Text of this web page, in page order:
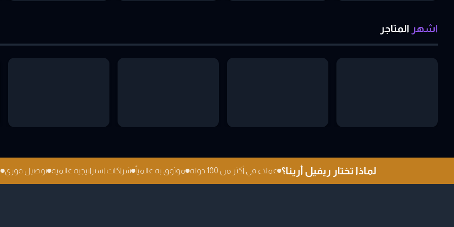
اشهر المتاجر
لماذا تختار ريفيل أرينا؟ عملاء في أكثر من 180 دولة موثوق به عالمياً شراكات استراتيجية عالمية توصيل فوري